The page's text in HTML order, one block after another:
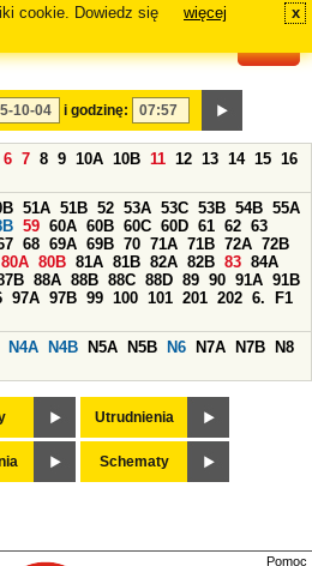
cookie. Dowiedz się
więcej x
i godzinę:
6 7 8 9 10A 10B 11 12 13 14 15 16
51A 51B 52 53A 53C 53B 54B 55A
59 60A 60B 60C 60D 61 62 63
68 69A 69B 70 71A 71B 72A 72B
80A 80B 81A 81B 82A 82B 83 84A
88A 88B 88C 88D 89 90 91A 91B
97A 97B 99 100 101 201 202 6.
F1
N4A N4B N5A N5B N6 N7A N7B
N8
Utrudnienia
Schematy
Pomoc